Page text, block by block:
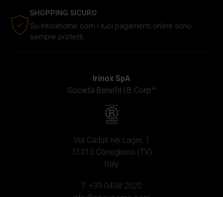
SHOPPING SICURO
Su Irinoxhome.com i tuoi pagamenti online sono
sempre protetti.
Irinox SpA
Società Benefit | B Corp™
Via Caduti nei Lager, 1
31015 Conegliano (TV)
Italy
T. +39 0438 2020